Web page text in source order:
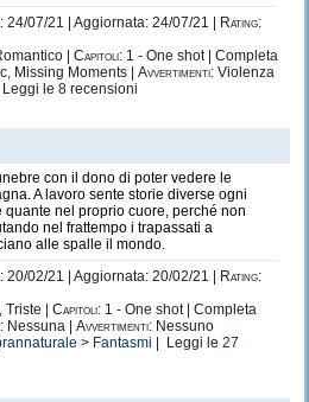
24/07/21 | Aggiornata: 24/07/21 |
Rating:
| Capitoli: 1 - One shot | Completa
Missing Moments | Avvertimenti: Violenza
Leggi le 8 recensioni
con il dono di poter vedere le
A lavoro sente storie diverse ogni
nel proprio cuore, perché non
nel frattempo i trapassati a
alle spalle il mondo.
20/02/21 | Aggiornata: 20/02/21 |
Rating:
| Capitoli: 1 - One shot | Completa
Nessuna | Avvertimenti: Nessuno
> Fantasmi | Leggi le 27